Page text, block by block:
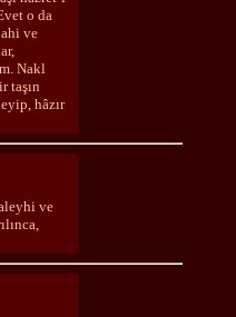
o da
ve
Nakl
taşın
hâzır
ve